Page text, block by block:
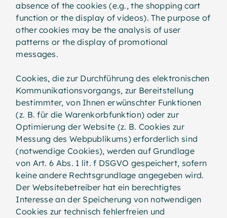
absence of the cookies (e.g., the shopping cart
function or the display of videos). The purpose of
other cookies may be the analysis of user
patterns or the display of promotional
messages.
Cookies, die zur Durchführung des elektronischen
Kommunikationsvorgangs, zur Bereitstellung
bestimmter, von Ihnen erwünschter Funktionen
(z. B. für die Warenkorbfunktion) oder zur
Optimierung der Website (z. B. Cookies zur
Messung des Webpublikums) erforderlich sind
(notwendige Cookies), werden auf Grundlage
von Art. 6 Abs. 1 lit. f DSGVO gespeichert, sofern
keine andere Rechtsgrundlage angegeben wird.
Der Websitebetreiber hat ein berechtigtes
Interesse an der Speicherung von notwendigen
Cookies zur technisch fehlerfreien und